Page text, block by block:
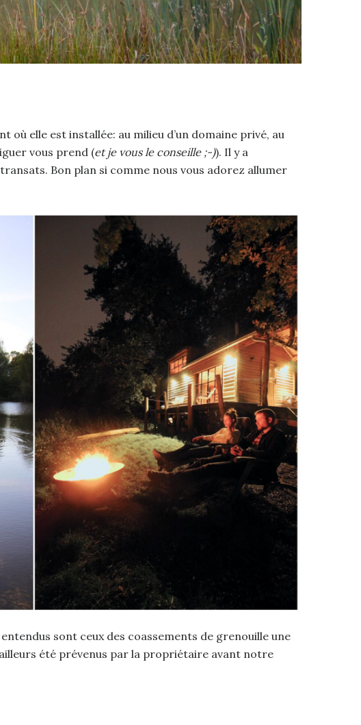
elle est installée: au milieu d’un domaine privé, au
vous prend (et je vous le conseille ;-)). Il y a
Bon plan si comme nous vous adorez allumer
sont ceux des coassements de grenouille une
été prévenus par la propriétaire avant notre